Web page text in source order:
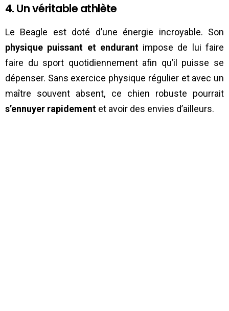
4. Un véritable athlète
Le Beagle est doté d’une énergie incroyable. Son
physique puissant et endurantimpose de lui faire
faire du sport quotidiennement afin qu’il puisse se
dépenser. Sans exercice physique régulier et avec un
maître souvent absent, ce chien robuste pourrait
s’ennuyer rapidement et avoir des envies d’ailleurs.